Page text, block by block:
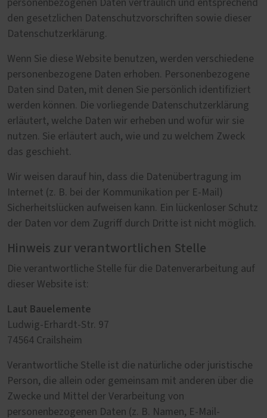
personenbezogenen Daten vertraulich und entsprechend
den gesetzlichen Datenschutzvorschriften sowie dieser
Datenschutzerklärung.
Wenn Sie diese Website benutzen, werden verschiedene
personenbezogene Daten erhoben. Personenbezogene
Daten sind Daten, mit denen Sie persönlich identifiziert
werden können. Die vorliegende Datenschutzerklärung
erläutert, welche Daten wir erheben und wofür wir sie
nutzen. Sie erläutert auch, wie und zu welchem Zweck
das geschieht.
Wir weisen darauf hin, dass die Datenübertragung im
Internet (z. B. bei der Kommunikation per E-Mail)
Sicherheitslücken aufweisen kann. Ein lückenloser Schutz
der Daten vor dem Zugriff durch Dritte ist nicht möglich.
Hinweis zur verantwortlichen Stelle
Die verantwortliche Stelle für die Datenverarbeitung auf
dieser Website ist:
Laut Bauelemente
Ludwig-Erhardt-Str. 97
74564 Crailsheim
Verantwortliche Stelle ist die natürliche oder juristische
Person, die allein oder gemeinsam mit anderen über die
Zwecke und Mittel der Verarbeitung von
personenbezogenen Daten (z. B. Namen, E-Mail-